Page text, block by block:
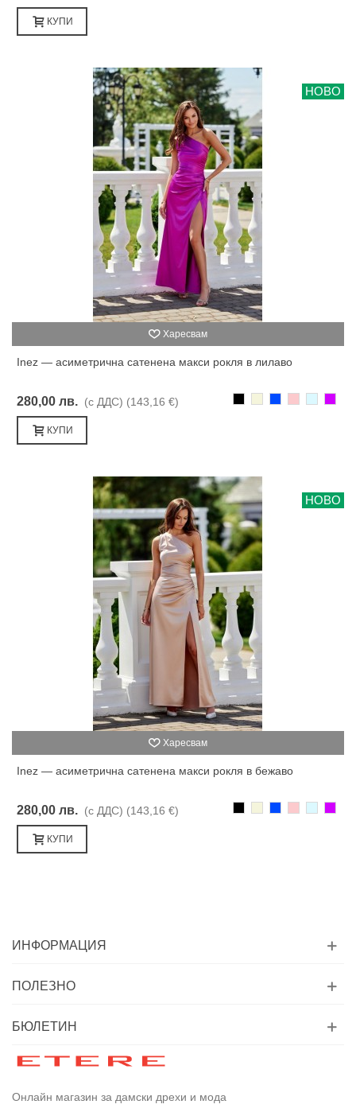
КУПИ
НОВО
Харесвам
Inez — асиметрична сатенена макси рокля в лилаво
280,00 лв. (с ДДС) (143,16 €)
КУПИ
НОВО
Харесвам
Inez — асиметрична сатенена макси рокля в бежаво
280,00 лв. (с ДДС) (143,16 €)
КУПИ
ИНФОРМАЦИЯ
ПОЛЕЗНО
БЮЛЕТИН
Онлайн магазин за дамски дрехи и мода